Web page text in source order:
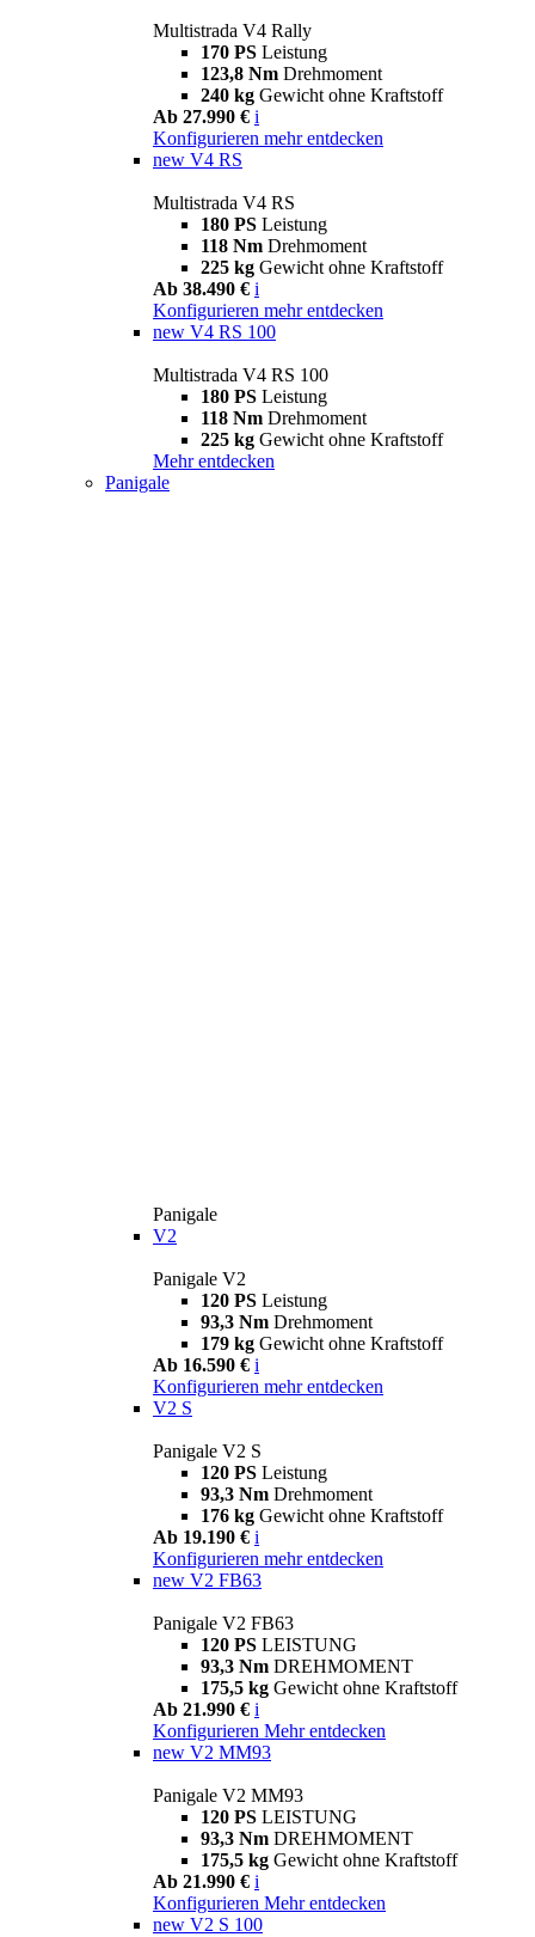
Multistrada V4 Rally
170 PS Leistung
123,8 Nm Drehmoment
240 kg Gewicht ohne Kraftstoff
Ab 27.990 € i
Konfigurieren mehr entdecken
new V4 RS
Multistrada V4 RS
180 PS Leistung
118 Nm Drehmoment
225 kg Gewicht ohne Kraftstoff
Ab 38.490 € i
Konfigurieren mehr entdecken
new V4 RS 100
Multistrada V4 RS 100
180 PS Leistung
118 Nm Drehmoment
225 kg Gewicht ohne Kraftstoff
Mehr entdecken
Panigale
Panigale
V2
Panigale V2
120 PS Leistung
93,3 Nm Drehmoment
179 kg Gewicht ohne Kraftstoff
Ab 16.590 € i
Konfigurieren mehr entdecken
V2 S
Panigale V2 S
120 PS Leistung
93,3 Nm Drehmoment
176 kg Gewicht ohne Kraftstoff
Ab 19.190 € i
Konfigurieren mehr entdecken
new V2 FB63
Panigale V2 FB63
120 PS LEISTUNG
93,3 Nm DREHMOMENT
175,5 kg Gewicht ohne Kraftstoff
Ab 21.990 € i
Konfigurieren Mehr entdecken
new V2 MM93
Panigale V2 MM93
120 PS LEISTUNG
93,3 Nm DREHMOMENT
175,5 kg Gewicht ohne Kraftstoff
Ab 21.990 € i
Konfigurieren Mehr entdecken
new V2 S 100